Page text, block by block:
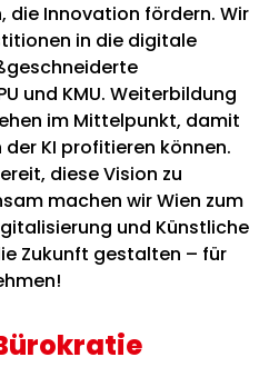
die Innovation fördern. Wir
in die digitale
und KMU. Weiterbildung
im Mittelpunkt, damit
KI profitieren können.
diese Vision zu
machen wir Wien zum
und Künstliche
Zukunft gestalten – für